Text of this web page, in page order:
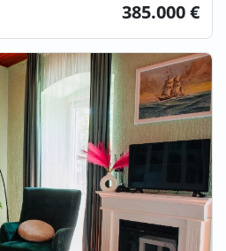
385.000 €